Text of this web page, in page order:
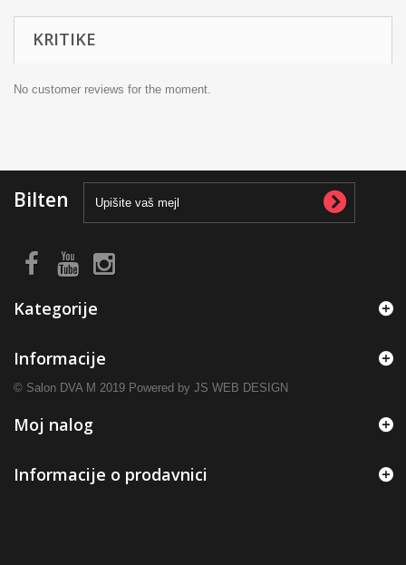
KRITIKE
No customer reviews for the moment.
Bilten
Kategorije
Informacije
© Salon DVA M 2019 Powered by JS WEB DESIGN
Moj nalog
Informacije o prodavnici